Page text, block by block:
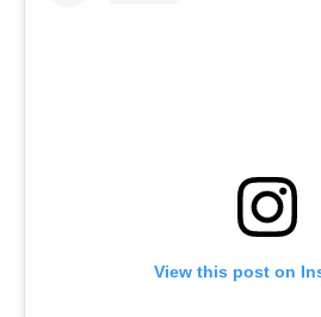
View this post on